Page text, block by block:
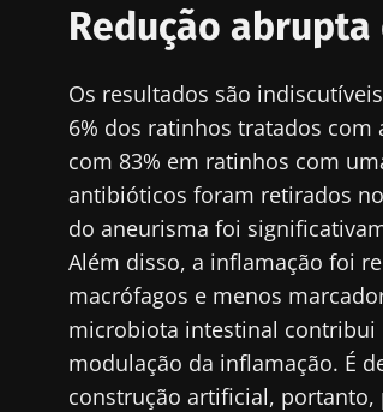
Redução
Os resultados são
6% dos ratinhos tratados
com 83% em ratinhos com
antibióticos foram retirados
do aneurisma foi
Além disso, a inflamação foi
macrófagos e menos
microbiota intestinal contribui
modulação da inflamação. É
construção artificial,
Você está prestes a ser
Junte-se à comunidade de
e receba o "Microbiota
as últimas notícias sobre a
e receba o "Microbiota
as últimas notícias sobre a
Gostaria de me inscrever
Eu li e aceito ascondições
Microbiota Institute.
* Campo obrigatório
BMI 20-35